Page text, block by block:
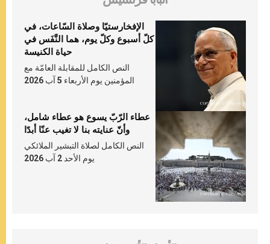
الإفخارستيّا وصلاة السّاعات، في
كلّ أسبوع وكلّ يوم، هما النَّفَس في
حياة الكنيسة
النص الكامل للمقابلة العامّة مع
المؤمنين يوم الأربعاء 5 آب 2026
عطاء الرّبّ يسوع هو عطاء شامل،
وأنّ عنايته بنا لا تغيب عنّا أبدًا
النص الكامل لصلاة التبشير الملائكي
يوم الأحد 2 آب 2026